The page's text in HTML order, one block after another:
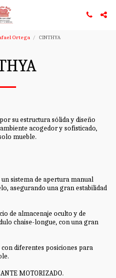
Ortega CINTHYA
su estructura sólida y diseño
acogedor y sofisticado,
mueble.
un sistema de apertura manual
asegurando una gran estabilidad
de almacenaje oculto y de
chaise-longue, con una gran
con diferentes posiciones para
MOTORIZADO.